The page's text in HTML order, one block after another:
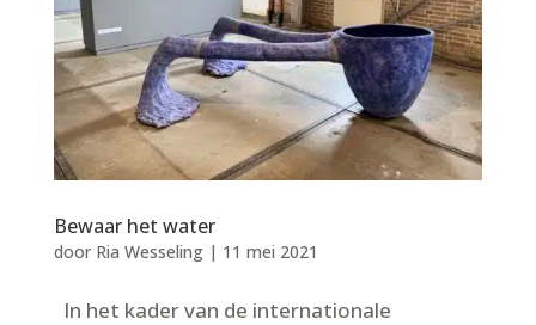
Bewaar het water
door Ria Wesseling| 11 mei 2021
In het kader van de internationale